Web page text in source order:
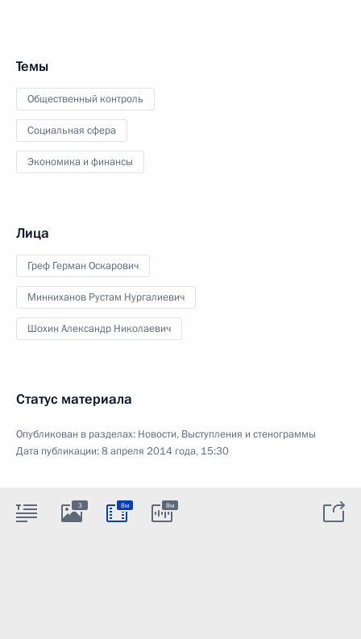
Темы
Общественный контроль
Социальная сфера
Экономика и финансы
Лица
Греф Герман Оскарович
Минниханов Рустам Нургалиевич
Шохин Александр Николаевич
Статус материала
Опубликован в разделах: Новости, Выступления и стенограммы
Дата публикации:8 апреля 2014 года, 15:30
3 8м 8м